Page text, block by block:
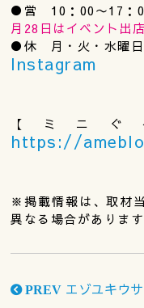
●営 10：00〜17：
月28日はイベント出
●休 月・火・水曜
Instagram
【ミニぐ
https://
※掲載情報は、取材
異なる場合がありま
PREV エゾユキウ